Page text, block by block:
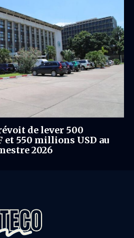
de lever 500
550 millions USD au
2026